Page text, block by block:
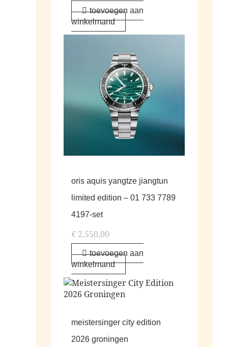
toevoegen aan
winkelmand
oris aquis yangtze jiangtun
limited edition – 01 733 7789
4197-set
€ 2.550,00
toevoegen aan
winkelmand
meistersinger city edition
2026 groningen